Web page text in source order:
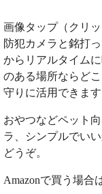
画像タップ（クリ
防犯カメラと銘打
からリアルタイム
のある場所ならど
守りに活用できます
おやつなどペット
ラ、シンプルでい
どうぞ。
Amazonで買う場合